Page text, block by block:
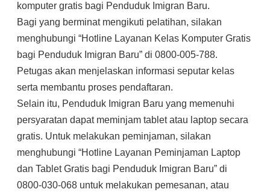
komputer gratis bagi Penduduk Imigran Baru.
Bagi yang berminat mengikuti pelatihan, silakan
menghubungi “Hotline Layanan Kelas Komputer Gratis
bagi Penduduk Imigran Baru” di 0800-005-788.
Petugas akan menjelaskan informasi seputar kelas
serta membantu proses pendaftaran.
Selain itu, Penduduk Imigran Baru yang memenuhi
persyaratan dapat meminjam tablet atau laptop secara
gratis. Untuk melakukan peminjaman, silakan
menghubungi “Hotline Layanan Peminjaman Laptop
dan Tablet Gratis bagi Penduduk Imigran Baru” di
0800-030-068 untuk melakukan pemesanan, atau